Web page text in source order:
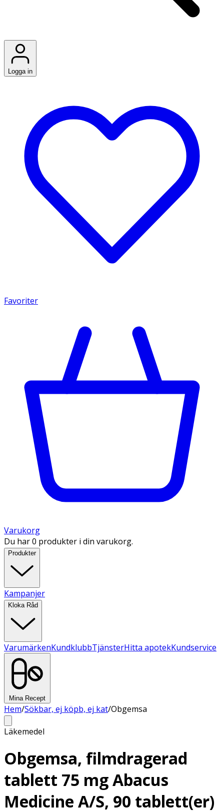
Logga in
Favoriter
Varukorg
Du har 0 produkter i din varukorg.
Produkter
Kampanjer
Kloka Råd
VarumärkenKundklubbTjänsterHitta apotekKundservice
Mina Recept
Hem/Sökbar, ej köpb, ej kat/Obgemsa
Läkemedel
Obgemsa, filmdragerad
tablett 75 mg Abacus
Medicine A/S, 90 tablett(er)